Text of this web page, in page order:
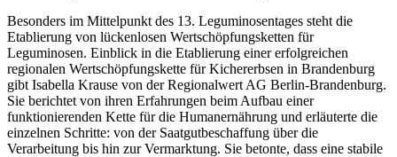
Besonders im Mittelpunkt des 13. Leguminosentages steht die
Etablierung von lückenlosen Wertschöpfungsketten für
Leguminosen. Einblick in die Etablierung einer erfolgreichen
regionalen Wertschöpfungskette für Kichererbsen in Brandenburg
gibt Isabella Krause von der Regionalwert AG Berlin-Brandenburg.
Sie berichtet von ihren Erfahrungen beim Aufbau einer
funktionierenden Kette für die Humanernährung und erläuterte die
einzelnen Schritte: von der Saatgutbeschaffung über die
Verarbeitung bis hin zur Vermarktung. Sie betonte, dass eine stabile